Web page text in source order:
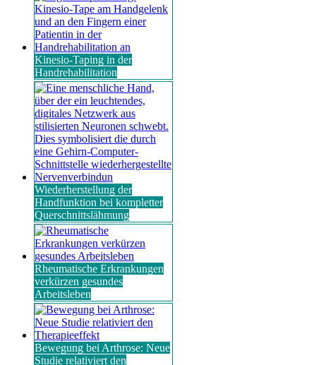
Kinesio-Taping in der
Handrehabilitation
Wiederherstellung der
Handfunktion bei kompletter
Querschnittslähmung
Rheumatische Erkrankungen
verkürzen gesundes
Arbeitsleben
Bewegung bei Arthrose: Neue
Studie relativiert den